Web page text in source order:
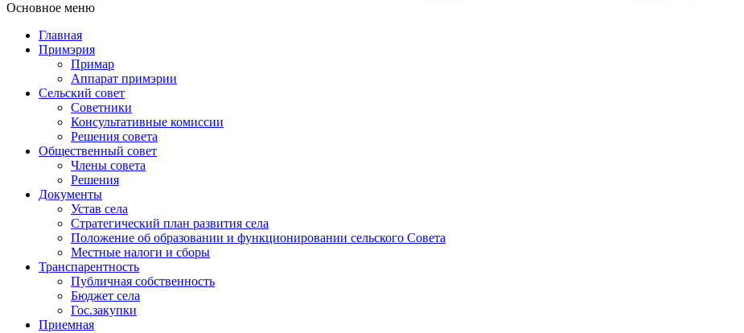
Основное меню
Примэрия Чишмикиой
Главная
Примэрия
Примар
Аппарат примэрии
Сельский совет
Советники
Консультативные комиссии
Решения совета
Общественный совет
Члены совета
Решения
Документы
Устав села
Стратегический план развития села
Положение об образовании и функционировании сельского Совета
Местные налоги и сборы
Транспарентность
Публичная собственность
Бюджет села
Гос.закупки
Приемная